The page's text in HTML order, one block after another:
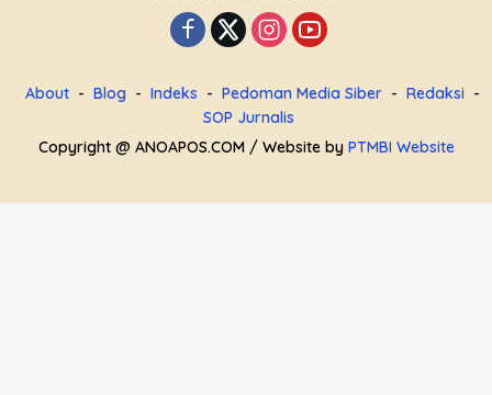
About Blog Indeks Pedoman Media Siber
Redaksi
SOP Jurnalis
Copyright @ ANOAPOS.COM / Website by PTMBI Website